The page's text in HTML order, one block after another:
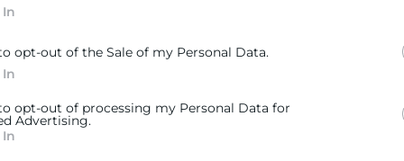
opt-out of the Sale of my Personal Data.
opt-out of processing my Personal Data for
Advertising.
fruto de la
versiones
inteligente, ciberseguridad, logística,